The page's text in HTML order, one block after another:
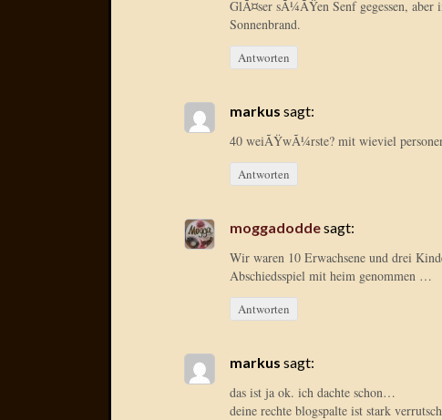
GlÃ¤ser sÃ¼ÃŸen Senf gegessen,
Sonnenbrand.
Antworten
markus sagt:
40 weiÃŸwÃ¼rste? mit wieviel
Antworten
moggadoddesagt:
Wir waren 10 Erwachsene und drei
Abschiedsspiel mit heim genommen …
Antworten
markus sagt:
das ist ja ok. ich dachte schon…
deine rechte blogspalte ist stark